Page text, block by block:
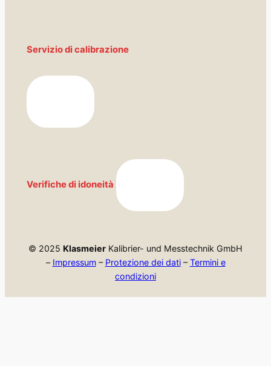
Servizio di calibrazione
Verifiche di idoneità
© 2025 Klasmeier Kalibrier- und Messtechnik GmbH
– Impressum– Protezione dei dati– Termini e
condizioni